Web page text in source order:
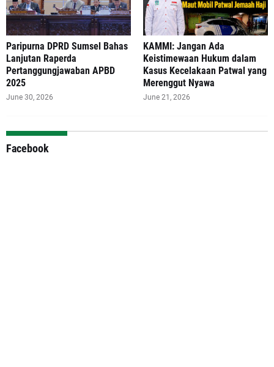
Paripurna DPRD Sumsel Bahas
Lanjutan Raperda
Pertanggungjawaban APBD
2025
June 30, 2026
‎KAMMI: Jangan Ada
Keistimewaan Hukum dalam
Kasus Kecelakaan Patwal yang
Merenggut Nyawa
June 21, 2026
Facebook